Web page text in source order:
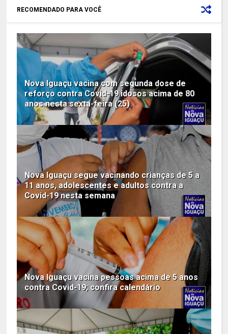
RECOMENDADO PARA VOCÊ
Nova Iguaçu vacina com segunda dose de
reforço contra Covid-19 idosos acima de 80
anos nesta sexta-feira (25)
Nova Iguaçu segue vacinando crianças de 5 a
11 anos, adolescentes e adultos contra a
Covid-19 nesta semana
Nova Iguaçu vacina pessoas acima de 5 anos
contra Covid-19; confira calendário